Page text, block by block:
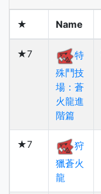
★ Name
★7
特
殊鬥技
場：蒼
火龍進
階篇
★7
狩
獵蒼火
龍